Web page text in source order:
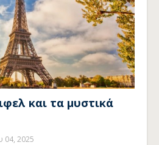
και τα μυστικά
04, 2025